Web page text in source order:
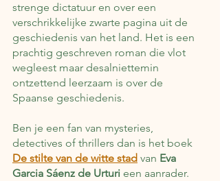
strenge dictatuur en over een
verschrikkelijke zwarte pagina uit de
geschiedenis van het land. Het is een
prachtig geschreven roman die vlot
wegleest maar desalniettemin
ontzettend leerzaam is over de
Spaanse geschiedenis.
Ben je een fan van mysteries,
detectives of thrillers dan is het boek
De stilte van de witte stad van Eva
Garcia Sáenz de Urturi een aanrader.